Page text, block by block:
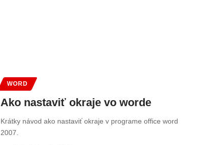
WORD
Ako nastaviť okraje vo worde
Krátky návod ako nastaviť okraje v programe office word
2007.